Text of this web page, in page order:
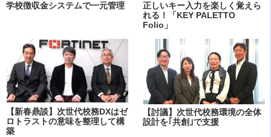
学校徴収金システムで一元管理
正しいキー入力を楽しく覚えら
れる！「KEY PALETTO
Folio」
【新春鼎談】次世代校務DXはゼ
ロトラストの意味を整理して構
築
【討議】次世代校務環境の全体
設計を｢共創｣で支援